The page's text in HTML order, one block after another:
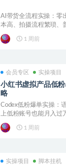
AI带货全流程实操：零
本高、拍摄流程繁琐、
1 周前
会员专区 实操项目
小红书虚拟产品低
略
Codex低粉爆单实操：
上低粉账号也能月入过
1 周前
实操项目 脚本挂机